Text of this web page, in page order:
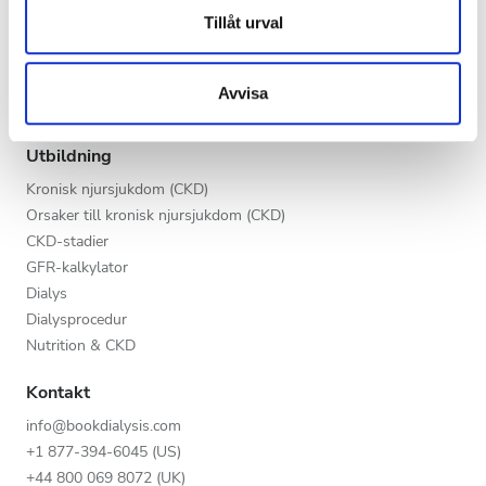
Dessa kan i sin tur kombinera informationen med annan
samlat in när du har använt deras tjänster.
Tillåt urval
Avvisa
Natt
Betyg
Bra
Väldigt bra
Utmärkt
Lista din klinik
Utbildning
Kronisk njursjukdom (CKD)
Orsaker till kronisk njursjukdom (CKD)
CKD-stadier
GFR-kalkylator
Dialys
Dialysprocedur
Nutrition & CKD
Kontakt
info@bookdialysis.com
+1 877-394-6045 (US)
+44 800 069 8072 (UK)